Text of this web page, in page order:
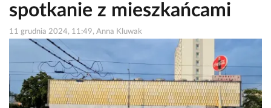
spotkanie z mieszkańcami
11 grudnia 2024, 11:49, Anna Kluwak